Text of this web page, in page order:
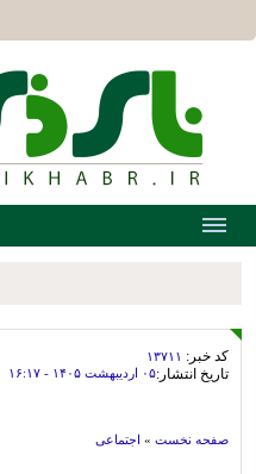
کد خبر: ۱۳۷۱۱
تاریخ انتشار:۰۵ ارديبهشت ۱۴۰۵ - ۱۶:۱۷
صفحه نخست » اجتماعی